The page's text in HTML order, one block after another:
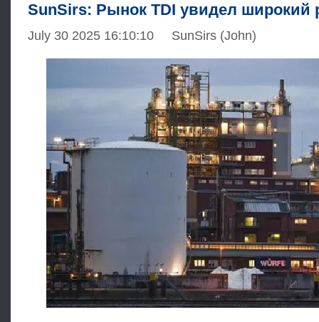
SunSirs: Рынок TDI увидел широкий
July 30 2025 16:10:10 SunSirs (John)